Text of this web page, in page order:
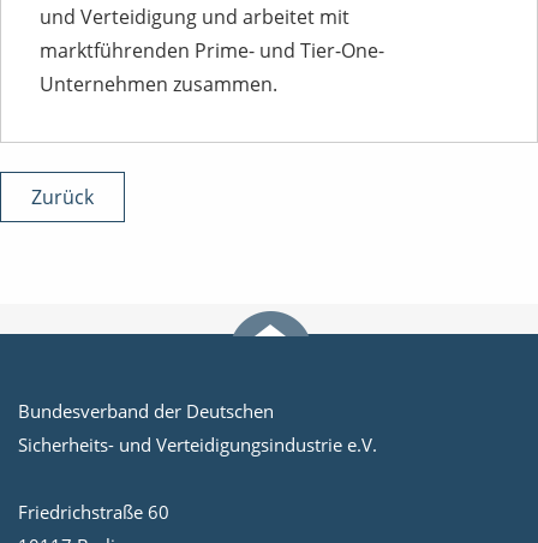
und Verteidigung und arbeitet mit
marktführenden Prime- und Tier-One-
Unternehmen zusammen.
Zurück
Bundesverband der Deutschen
Sicherheits- und Verteidigungsindustrie e.V.
Friedrichstraße 60